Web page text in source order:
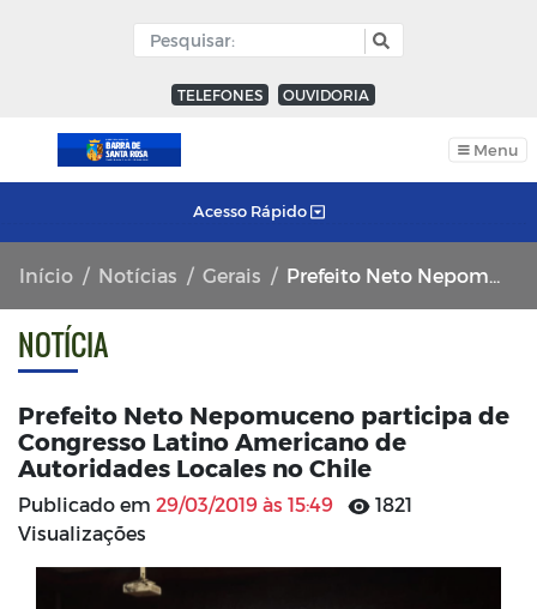
TELEFONES OUVIDORIA
Menu
Acesso Rápido
Início Notícias Gerais Prefeito Neto Nepomuceno participa de Congresso Latino Americano de Autoridades Locales no Chile
NOTÍCIA
Prefeito Neto Nepomuceno participa de
Congresso Latino Americano de
Autoridades Locales no Chile
Publicado em 29/03/2019 às 15:49
1821
Visualizações